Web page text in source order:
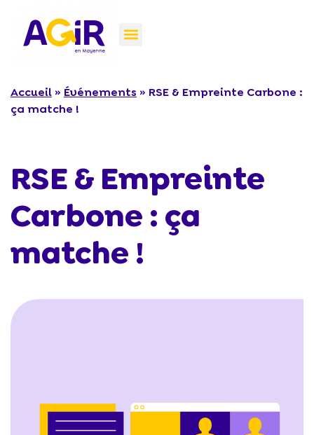
Accueil » Événements » RSE & Empreinte Carbone :
ça matche !
RSE & Empreinte
Carbone : ça
matche !